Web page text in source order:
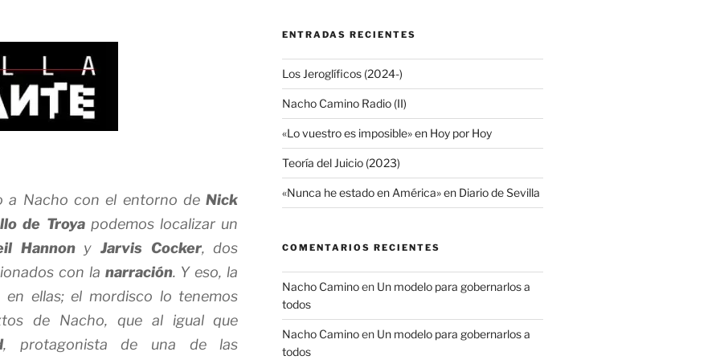
a Nacho con el entorno deNick
de Troyapodemos localizar un
Hannony Jarvis Cocker, dos
con la narración. Y eso, la
ellas; el mordisco lo tenemos
de Nacho, que al igual que
, protagonista de una de las
ENTRADAS RECIENTES
Los Jeroglíficos (2024-)
Nacho Camino Radio (II)
«Lo vuestro es imposible» en Hoy por Hoy
Teoría del Juicio (2023)
«Nunca he estado en América» en Diario de Sevilla
COMENTARIOS RECIENTES
Nacho Caminoen Un modelo para gobernarlos a
todos
Nacho Caminoen Un modelo para gobernarlos a
todos